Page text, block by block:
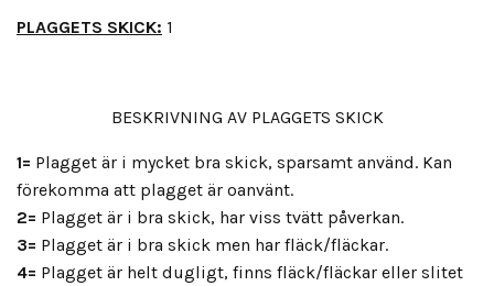
PLAGGETS SKICK: 1
BESKRIVNING AV PLAGGETS SKICK
1= Plagget är i mycket bra skick, sparsamt använd. Kan
förekomma att plagget är oanvänt.
2= Plagget är i bra skick, har viss tvätt påverkan.
3= Plagget är i bra skick men har fläck/fläckar.
4= Plagget är helt dugligt, finns fläck/fläckar eller slitet